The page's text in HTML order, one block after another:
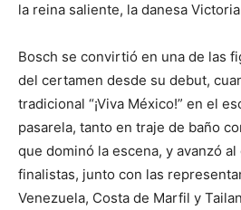
la reina saliente, la danesa
Bosch se convirtió en una de las
del certamen desde su debut,
tradicional “¡Viva México!” en el
pasarela, tanto en traje de baño
que dominó la escena, y avanzó
finalistas, junto con las
Venezuela, Costa de Marfil y